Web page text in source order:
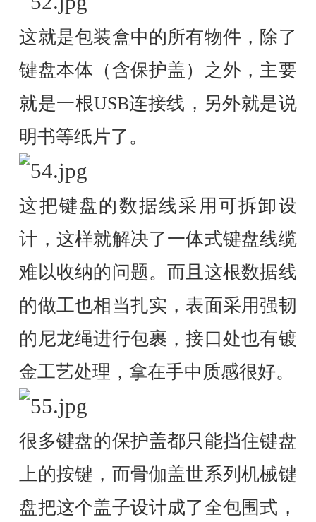
这就是包装盒中的所有物件，除了
键盘本体（含保护盖）之外，主要
就是一根USB连接线，另外就是说
明书等纸片了。
这把键盘的数据线采用可拆卸设
计，这样就解决了一体式键盘线缆
难以收纳的问题。而且这根数据线
的做工也相当扎实，表面采用强韧
的尼龙绳进行包裹，接口处也有镀
金工艺处理，拿在手中质感很好。
很多键盘的保护盖都只能挡住键盘
上的按键，而骨伽盖世系列机械键
盘把这个盖子设计成了全包围式，